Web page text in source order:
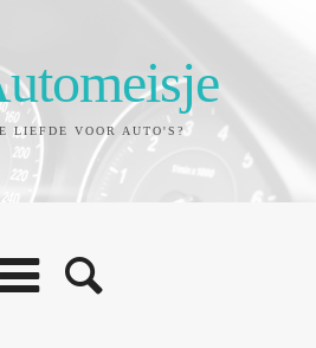
LIEFDE VOOR AUTO'S?